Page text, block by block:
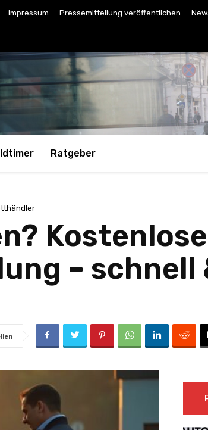
Impressum Pressemitteilung veröffentlichen
Ratgeber
Kostenlose
– schnell